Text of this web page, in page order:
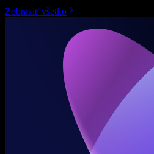
Zobraziť všetko